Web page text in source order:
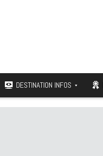
DESTINATION INFOS